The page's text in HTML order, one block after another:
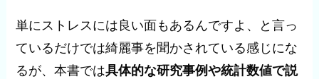
単にストレスには良い面もあるんですよ、と言っ
ているだけでは綺麗事を聞かされている感じにな
るが、本書では具体的な研究事例や統計数値で説